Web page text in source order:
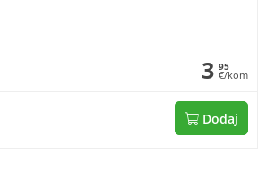
3 95
€/kom
Dodaj